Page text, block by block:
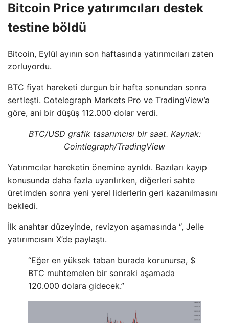
Bitcoin Price yatırımcıları destek
testine böldü
Bitcoin, Eylül ayının son haftasında yatırımcıları zaten
zorluyordu.
BTC fiyat hareketi durgun bir hafta sonundan sonra
sertleşti. Cotelegraph Markets Pro ve TradingView’a
göre, ani bir düşüş 112.000 dolar verdi.
BTC/USD grafik tasarımcısı bir saat. Kaynak:
Cointlegraph/TradingView
Yatırımcılar hareketin önemine ayrıldı. Bazıları kayıp
konusunda daha fazla uyarılırken, diğerleri sahte
üretimden sonra yeni yerel liderlerin geri kazanılmasını
bekledi.
İlk anahtar düzeyinde, revizyon aşamasında “, Jelle
yatırımcısını X’de paylaştı.
“Eğer en yüksek taban burada korunursa, $
BTC muhtemelen bir sonraki aşamada
120.000 dolara gidecek.”